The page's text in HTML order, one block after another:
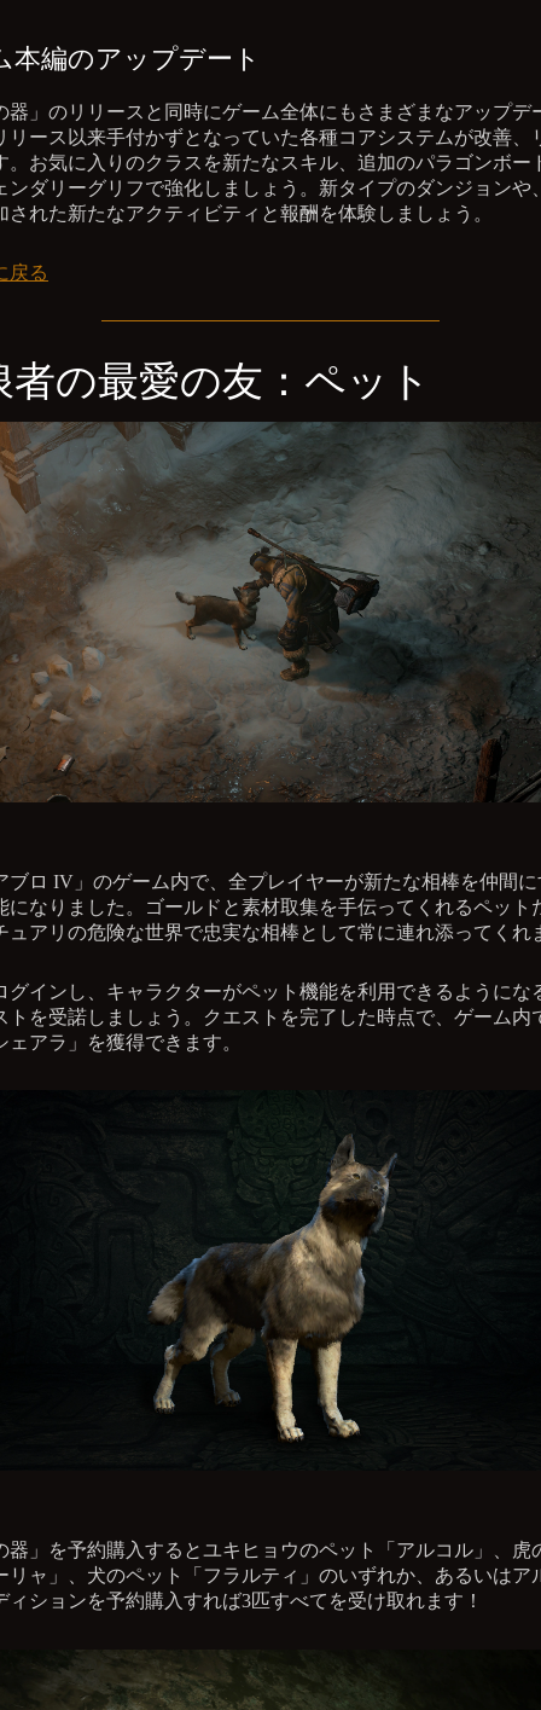
本編のアップデート
器」のリリースと同時にゲーム全体にもさまざまなアップデ
リース以来手付かずとなっていた各種コアシステムが改善、
。お気に入りのクラスを新たなスキル、追加のパラゴンボー
ンダリーグリフで強化しましょう。新タイプのダンジョンや
された新たなアクティビティと報酬を体験しましょう。
戻る
者の最愛の友：ペット
ブロ IV」のゲーム内で、全プレイヤーが新たな相棒を仲間
になりました。ゴールドと素材取集を手伝ってくれるペット
ュアリの危険な世界で忠実な相棒として常に連れ添ってくれ
グインし、キャラクターがペット機能を利用できるようにな
トを受諾しましょう。クエストを完了した時点で、ゲーム内
ェアラ」を獲得できます。
器」を予約購入するとユキヒョウのペット「アルコル」、虎
リャ」、犬のペット「フラルティ」のいずれか、あるいはア
ィションを予約購入すれば3匹すべてを受け取れます！